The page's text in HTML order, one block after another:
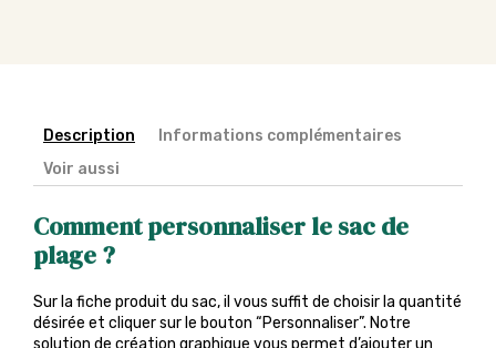
Description
Informations complémentaires
Voir aussi
Comment personnaliser le sac de
plage ?
Sur la fiche produit du sac, il vous suffit de choisir la quantité
désirée et cliquer sur le bouton “Personnaliser”. Notre
solution de création graphique vous permet d’ajouter un